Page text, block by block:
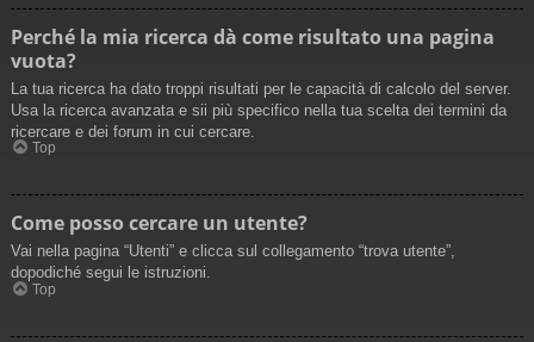
Perché la mia ricerca dà come risultato una pagina
vuota?
La tua ricerca ha dato troppi risultati per le capacità di calcolo del server.
Usa la ricerca avanzata e sii più specifico nella tua scelta dei termini da
ricercare e dei forum in cui cercare.
Top
Come posso cercare un utente?
Vai nella pagina “Utenti” e clicca sul collegamento “trova utente”,
dopodiché segui le istruzioni.
Top